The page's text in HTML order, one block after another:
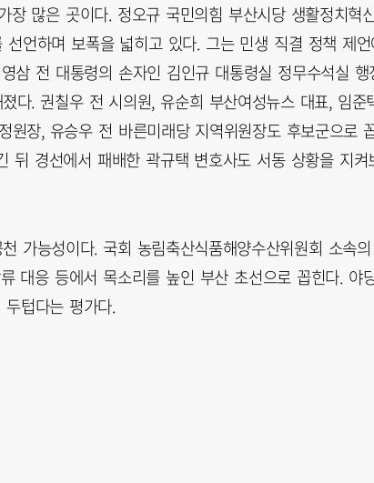
많은 곳이다. 정오규 국민의힘 부산시당 생활정치혁
언하며 보폭을 넓히고 있다. 그는 민생 직결 정책 제
삼 전 대통령의 손자인 김인규 대통령실 정무수석실 행
다. 권칠우 전 시의원, 유순희 부산여성뉴스 대표, 임준
장, 유승우 전 바른미래당 지역위원장도 후보군으로
뒤 경선에서 패배한 곽규택 변호사도 서동 상황을 지켜
가능성이다. 국회 농림축산식품해양수산위원회 소속의
대응 등에서 목소리를 높인 부산 초선으로 꼽힌다. 야
두텁다는 평가다.